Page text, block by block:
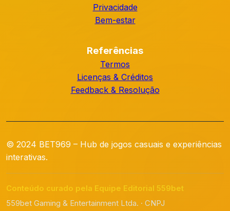
Privacidade
Bem-estar
Referências
Termos
Licenças & Créditos
Feedback & Resolução
© 2024 BET969 – Hub de jogos casuais e experiências
interativas.
Conteúdo curado pela Equipe Editorial 559bet
559bet Gaming & Entertainment Ltda. · CNPJ